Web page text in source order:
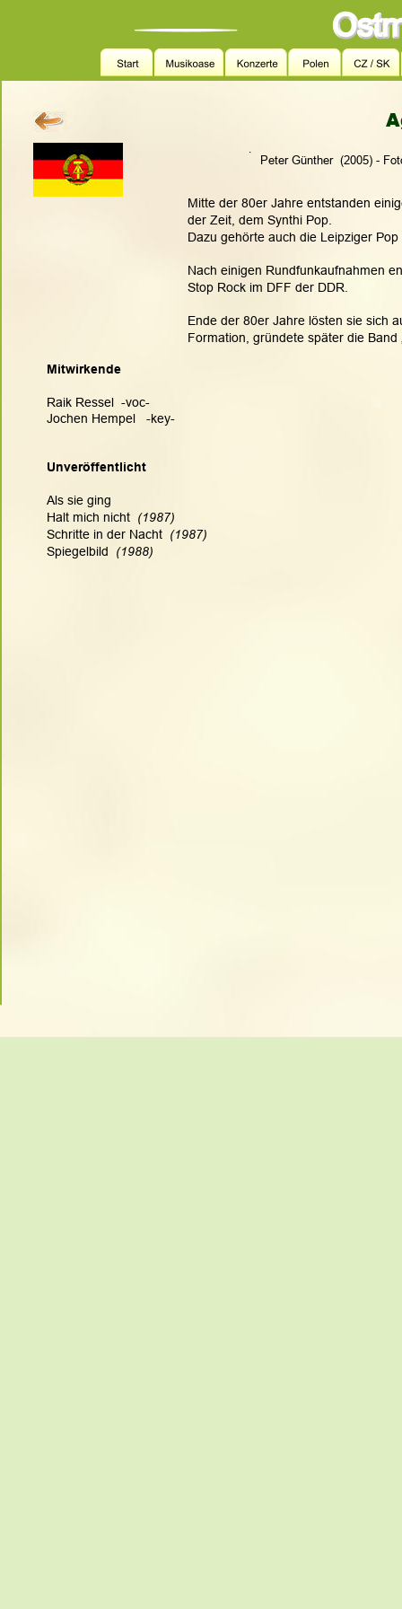
Peter Günther
.
Mitte der 80er Jahre entstanden
der Zeit, dem Synthi Pop.
Dazu gehörte auch die Leipziger
Nach einigen Rundfunkaufnahmen
Stop Rock im DFF der DDR.
Ende der 80er Jahre lösten sie sich
Formation, gründete später die Band
Unveröffentlicht
Als sie ging
Halt mich nicht (1987)
Schritte in der Nacht (1987)
Spiegelbild
(1988)
Mitwirkende
Raik Ressel  -voc-
Jochen Hempel   -key-